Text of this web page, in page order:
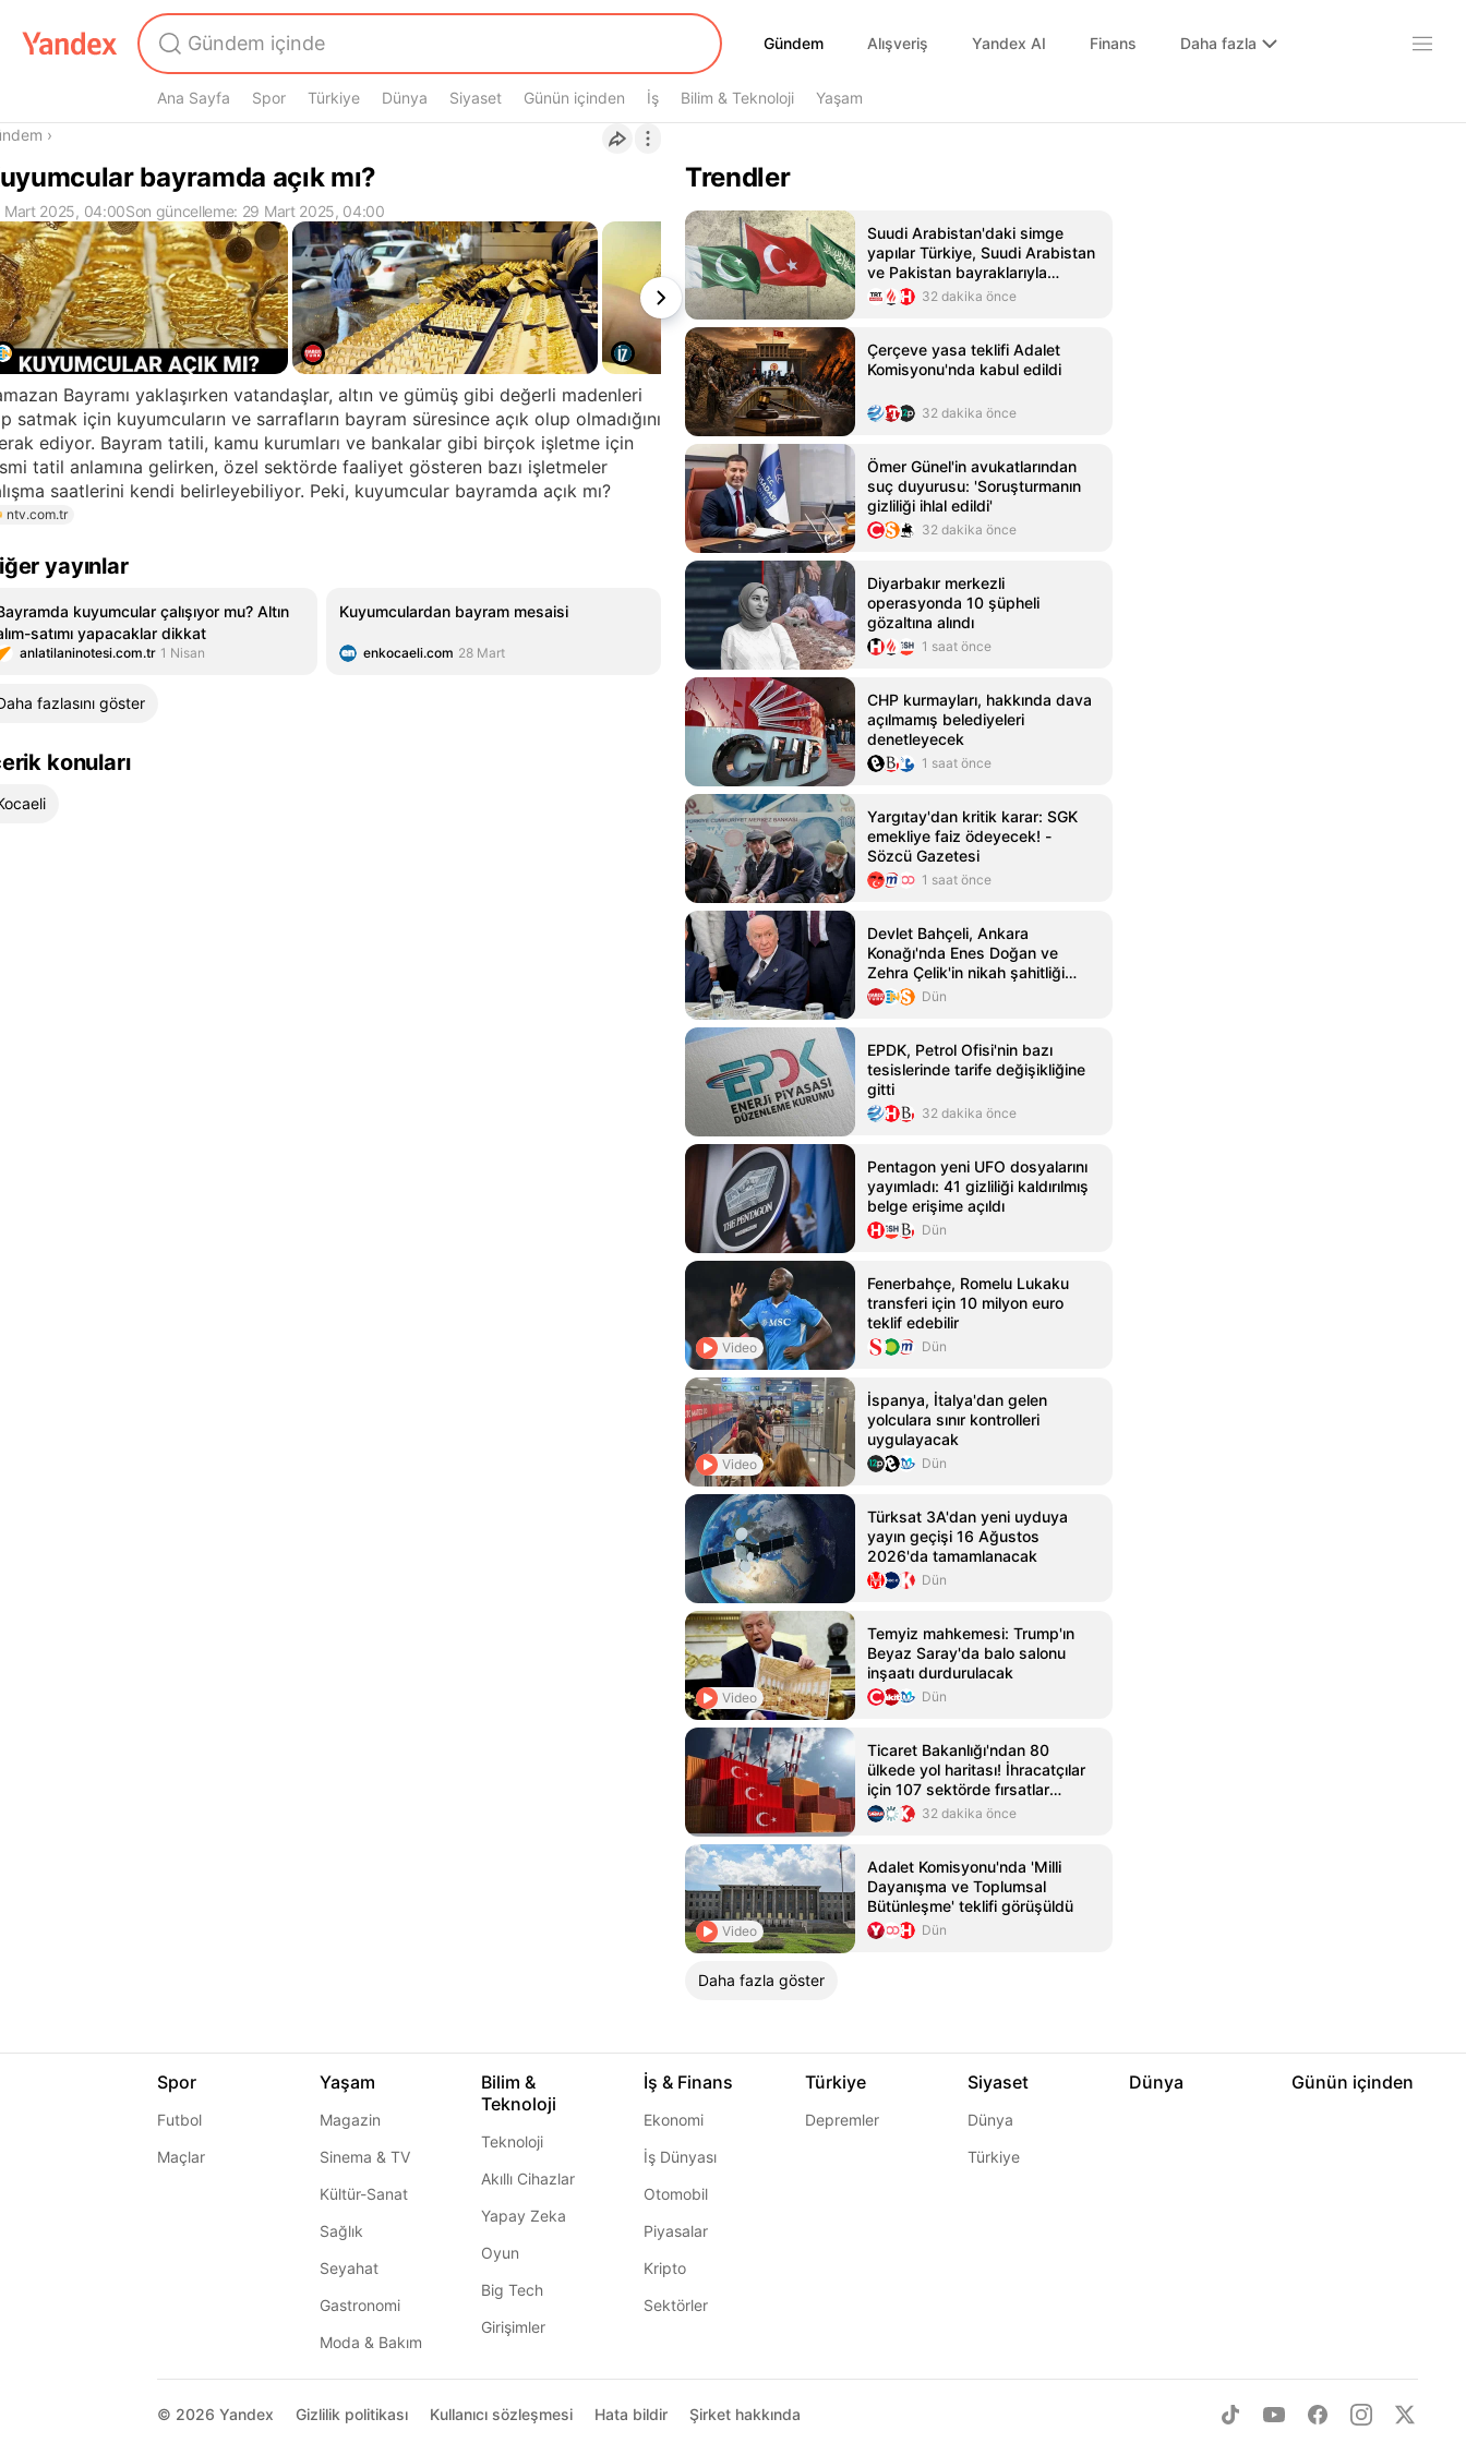
Gündem
Gündem Alışveriş Yandex AI Finans Daha fazla
Ana Sayfa Spor Türkiye Dünya Siyaset Günün içinden İş Bilim & Teknoloji Yaşam
›
bayramda açık mı?
Mart 2025, 04:00Son güncelleme: 29 Mart 2025, 04:00
Bayramı yaklaşırken vatandaşlar, altın ve gümüş gibi değerli madenleri
satmak için kuyumcuların ve sarrafların bayram süresince açık olup olmadığını
ediyor. Bayram tatili, kamu kurumları ve bankalar gibi birçok işletme için
tatil anlamına gelirken, özel sektörde faaliyet gösteren bazı işletmeler
saatlerini kendi belirleyebiliyor. Peki, kuyumcular bayramda açık mı?
ntv.com.tr
yayınlar
kuyumcular çalışıyor mu? Altın
satımı yapacaklar dikkat
anlatilaninotesi.com.tr 1 Nisan
Kuyumculardan bayram mesaisi
enkocaeli.com 28 Mart
fazlasını göster
konuları
Trendler
Suudi Arabistan'daki simge
yapılar Türkiye, Suudi Arabistan
ve Pakistan bayraklarıyla
ışıklandırıldı32 dakika önce
Çerçeve yasa teklifi Adalet
Komisyonu'nda kabul edildi
32 dakika önce
Ömer Günel'in avukatlarından
suç duyurusu: 'Soruşturmanın
gizliliği ihlal edildi'
32 dakika önce
Diyarbakır merkezli
operasyonda 10 şüpheli
gözaltına alındı
1 saat önce
CHP kurmayları, hakkında dava
açılmamış belediyeleri
denetleyecek
1 saat önce
Yargıtay'dan kritik karar: SGK
emekliye faiz ödeyecek! -
Sözcü Gazetesi
1 saat önce
Devlet Bahçeli, Ankara
Konağı'nda Enes Doğan ve
Zehra Çelik'in nikah şahitliği
yaptı
Dün
EPDK, Petrol Ofisi'nin bazı
tesislerinde tarife değişikliğine
gitti
32 dakika önce
Pentagon yeni UFO dosyalarını
yayımladı: 41 gizliliği kaldırılmış
belge erişime açıldı
Dün
Video
Fenerbahçe, Romelu Lukaku
transferi için 10 milyon euro
teklif edebilir
Dün
Video
İspanya, İtalya'dan gelen
yolculara sınır kontrolleri
uygulayacak
Dün
Türksat 3A'dan yeni uyduya
yayın geçişi 16 Ağustos
2026'da tamamlanacak
Dün
Video
Temyiz mahkemesi: Trump'ın
Beyaz Saray'da balo salonu
inşaatı durdurulacak
Dün
Ticaret Bakanlığı'ndan 80
ülkede yol haritası! İhracatçılar
için 107 sektörde fırsatlar
açıklandı32 dakika önce
Video
Adalet Komisyonu'nda 'Milli
Dayanışma ve Toplumsal
Bütünleşme' teklifi görüşüldü
Dün
Daha fazla göster
Spor
Futbol
Maçlar
Yaşam
Magazin
Sinema & TV
Kültür-Sanat
Sağlık
Seyahat
Gastronomi
Moda & Bakım
Bilim &
Teknoloji
Teknoloji
Akıllı Cihazlar
Yapay Zeka
Oyun
Big Tech
Girişimler
İş & Finans
Ekonomi
İş Dünyası
Otomobil
Piyasalar
Kripto
Sektörler
Türkiye
Depremler
Siyaset
Dünya
Türkiye
Dünya Günün içinden
© 2026 Yandex Gizlilik politikası Kullanıcı sözleşmesi Hata bildir Şirket hakkında